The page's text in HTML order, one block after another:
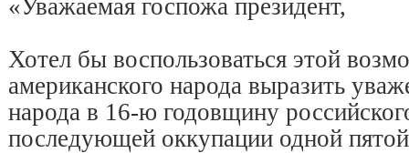
«Уважаемая госпожа президент,
Хотел бы воспользоваться этой
американского народа выразить
народа в 16-ю годовщину
последующей оккупации одной